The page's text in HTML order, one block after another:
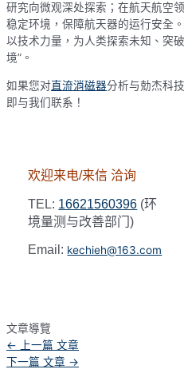
研究向微观深处探索；在航天航空
稳定环境，保障航天器的运行安全
以技术力量，为人类探索未知、突
境”。
如果您对直流消磁器分析与勀杰科
即与我们联系！
欢迎来电/来信 洽询
TEL: 16621560396 (环
境量测与改善部门)
Email: kechieh@163.com
文章導覽
← 上一篇 文章
下一篇 文章 →